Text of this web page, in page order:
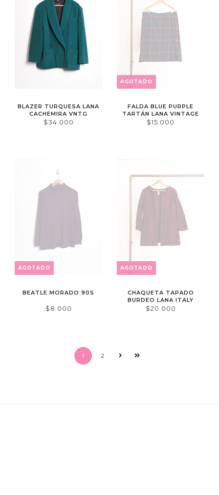
BLAZER TURQUESA LANA
CACHEMIRA VNTG
$34.000
AGOTADO
FALDA BLUE PURPLE
TARTÁN LANA VINTAGE
$15.000
AGOTADO
BEATLE MORADO 90S
$8.000
AGOTADO
CHAQUETA TAPADO
BURDEO LANA ITALY
$20.000
1 2